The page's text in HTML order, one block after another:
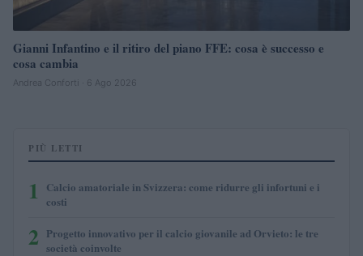
Gianni Infantino e il ritiro del piano FFE: cosa è successo e
cosa cambia
Andrea Conforti · 6 Ago 2026
PIÙ LETTI
1
Calcio amatoriale in Svizzera: come ridurre gli infortuni e i
costi
2 Progetto innovativo per il calcio giovanile ad Orvieto: le tre
società coinvolte